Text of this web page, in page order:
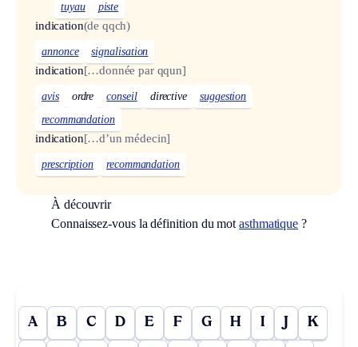
tuyau piste
indication(de qqch)
annonce signalisation
indication[…donnée par qqun]
avis ordre conseil directive
suggestion
recommandation
indication[…d’un médecin]
prescription recommandation
À découvrir
Connaissez-vous la définition du motasthmatique ?
A B C D E F G H I J K